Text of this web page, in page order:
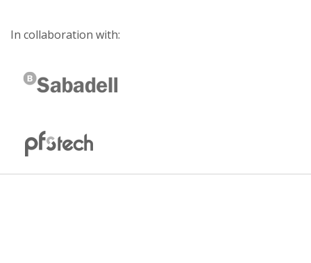
In collaboration with: